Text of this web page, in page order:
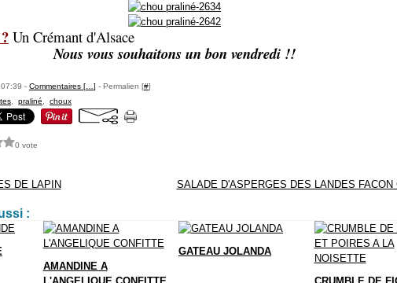
Un Crémant d'Alsace
Nous vous souhaitons un bon vendredi !!
- Commentaires [ ] - Permalien [#]
praliné choux
0 vote
DE LAPIN SALADE D'ASPERGES DES LANDES FACON
:
AMANDINE A
GATEAU JOLANDA